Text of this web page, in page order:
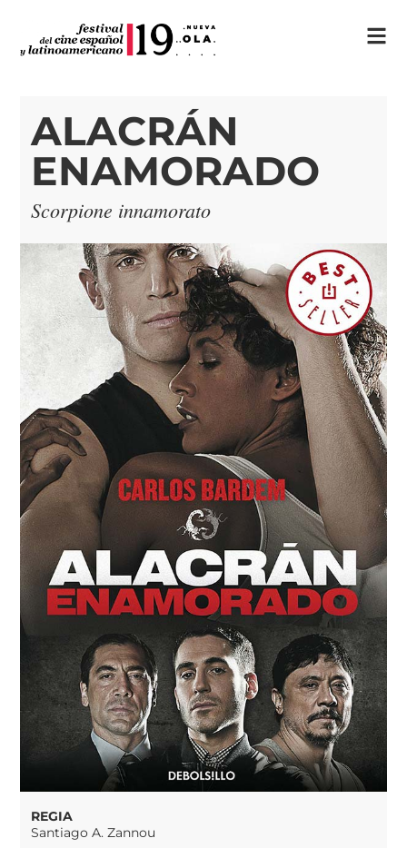
ALACRÁN
ENAMORADO
Scorpione innamorato
REGIA
Santiago A. Zannou